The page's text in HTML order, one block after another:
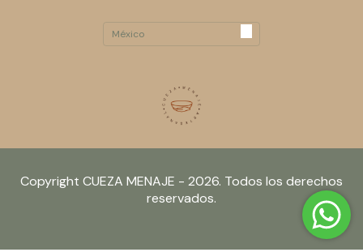
Copyright CUEZA MENAJE - 2026. Todos los derechos
reservados.